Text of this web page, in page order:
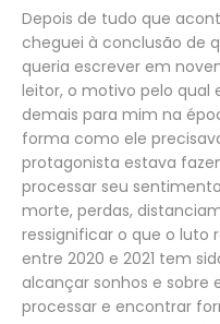
Depois de tudo que
cheguei à conclusão de
queria escrever em
leitor, o motivo pelo qual
demais para mim na
forma como ele
protagonista estava
processar seu
morte, perdas,
ressignificar o que o luto
entre 2020 e 2021 tem
alcançar sonhos e sobre
processar e encontrar